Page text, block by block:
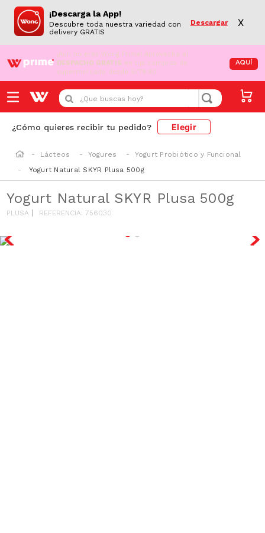
¡Descarga la App!
Descubre toda nuestra variedad con
delivery GRATIS
Descargar X
¡Aún no eres Wong Prime! Aprovecha el
DESPACHO GRATIS en tus compras de
supermercado desde S/79.90
AQUÍ
¿Que buscas hoy?
¿Cómo quieres recibir tu pedido? Elegir
Lácteos Yogures
Yogurt Probiótico y Funcional
Yogurt Natural SKYR Plusa 500g
Yogurt Natural SKYR Plusa 500g
PLUSA REFERENCIA:756030